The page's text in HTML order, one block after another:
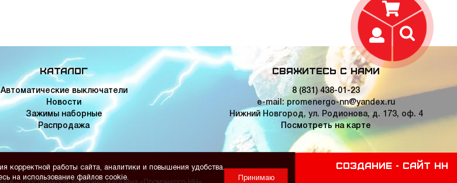
Каталог
Автоматические выключатели
Новости
Зажимы наборные
Распродажа
Свяжитесь с нами
8 (831) 438-01-23
e-mail: promenergo-nn@yandex.ru
Нижний Новгород, ул. Родионова, д. 173, оф. 4
Посмотреть на карте
Создание - Сайт НН
корректной работы сайта, аналитики и повышения удобства.
на использование файлов cookie.
Принимаю